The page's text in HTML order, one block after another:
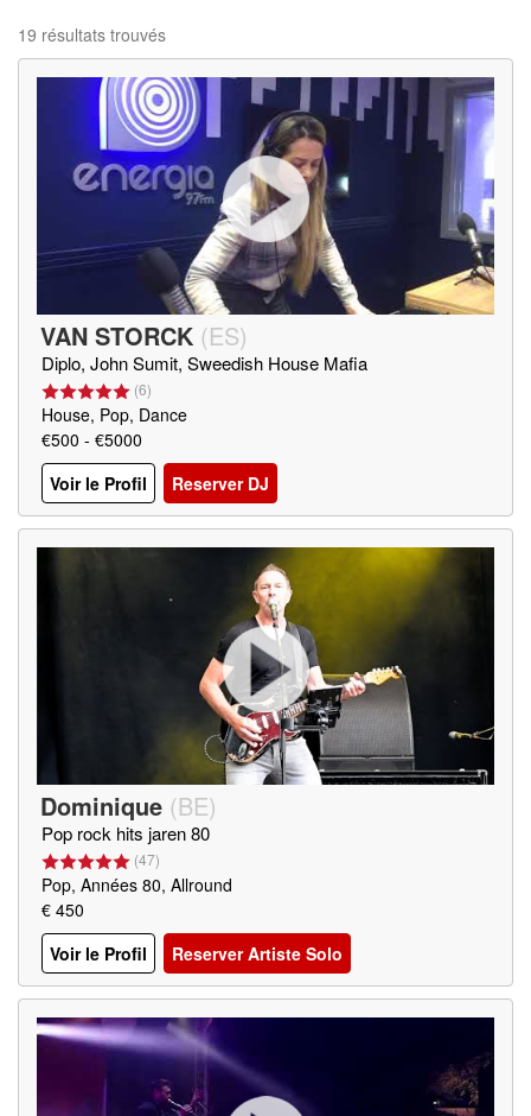
19 résultats trouvés
VAN STORCK (ES)
Diplo, John Sumit, Sweedish House Mafia
(6)
House, Pop, Dance
€500 - €5000
Voir le Profil
Reserver DJ
Dominique (BE)
Pop rock hits jaren 80
(47)
Pop, Années 80, Allround
€ 450
Voir le Profil
Reserver Artiste Solo